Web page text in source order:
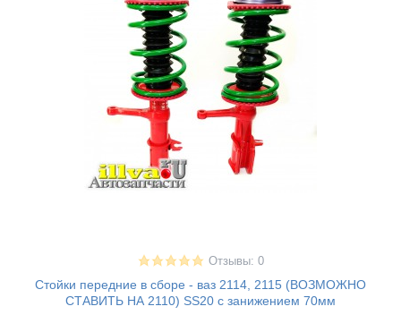
Отзывы: 0
Стойки передние в сборе - ваз 2114, 2115 (ВОЗМОЖНО
СТАВИТЬ НА 2110) SS20 с занижением 70мм